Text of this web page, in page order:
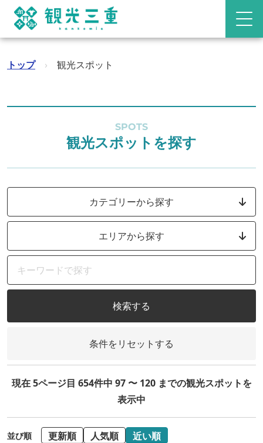
トップ › 観光スポット
SPOTS
観光スポットを探す
カテゴリーから探す
エリアから探す
検索する
条件をリセットする
現在 5ページ目 654件中 97 〜 120 までの観光スポットを
表示中
並び順 更新順 人気順 近い順